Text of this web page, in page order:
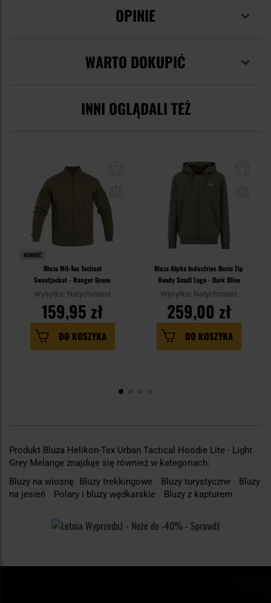
OPINIE
WARTO DOKUPIĆ
INNI OGLĄDALI TEŻ
NOWOŚĆ
Bluza Mil-Tec Tactical
Sweatjacket - Ranger Green
Wysyłka: Natychmiast
159,95 zł
DO KOSZYKA
Bluza Alpha Industries Basic Zip
Hoody Small Logo - Dark Olive
Wysyłka: Natychmiast
259,00 zł
DO KOSZYKA
Produkt Bluza Helikon-Tex Urban Tactical Hoodie Lite - Light
Grey Melange znajduje się również w kategoriach:
Bluzy na wiosnę Bluzy trekkingowe Bluzy turystyczne
Bluzy
na jesień
Polary i bluzy wędkarskie Bluzy z kapturem